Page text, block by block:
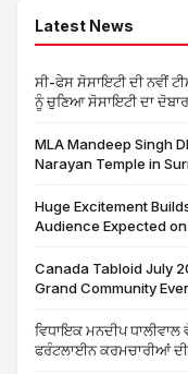
Latest News
ਸੀ-ਫੇਸ ਸੋਸਾਇਟੀ ਦੀ ਨਵੀਂ
ਨੂੰ ਚੁਣਿਆ ਸੋਸਾਇਟੀ ਦਾ
MLA Mandeep Singh
Narayan Temple in
Huge Excitement
Audience Expected
Canada Tabloid July
Grand Community
ਵਿਧਾਇਕ ਮਨਦੀਪ
ਫਰੰਟਲਾਈਨ ਕਰਮਚਾਰੀਆਂ